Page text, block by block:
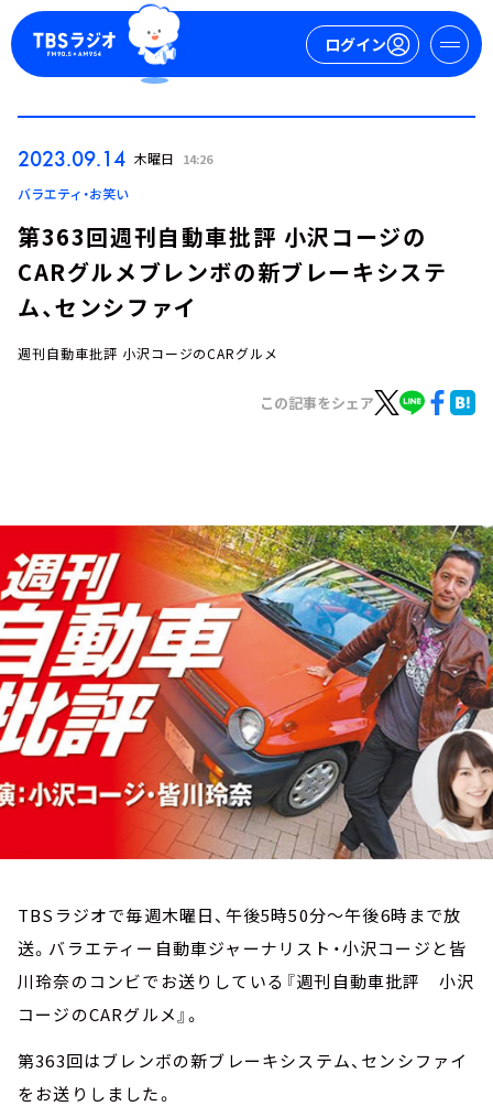
ログイン
ログイン
イベント・グッズ
YouTube
会社情報
2023.09.14 木曜日 14:26
バラエティ・お笑い
第363回週刊自動車批評 小沢コージの
CARグルメブレンボの新ブレーキシステ
ム、センシファイ
週刊自動車批評 小沢コージのCARグルメ
この記事をシェア
TBSラジオで毎週木曜日、午後5時50分～午後6時まで放
送。バラエティー自動車ジャーナリスト・小沢コージと皆
川玲奈のコンビでお送りしている『週刊自動車批評 小沢
コージのCARグルメ』。
第363回はブレンボの新ブレーキシステム、センシファイ
をお送りしました。